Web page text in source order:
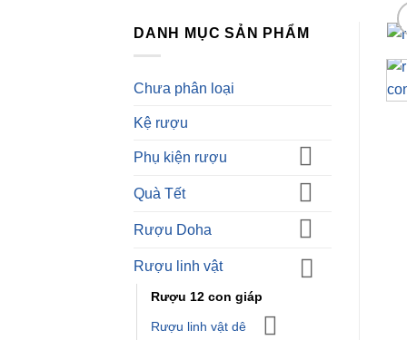
TÔI DƯỚI 18 TUỔI TÔI ĐÃ TRÊN 18 TUỔI
DANH MỤC SẢN PHẨM
Chưa phân loại
Kệ rượu
Phụ kiện rượu
Quà Tết
Rượu Doha
Rượu linh vật
Rượu 12 con giáp
Rượu linh vật dê